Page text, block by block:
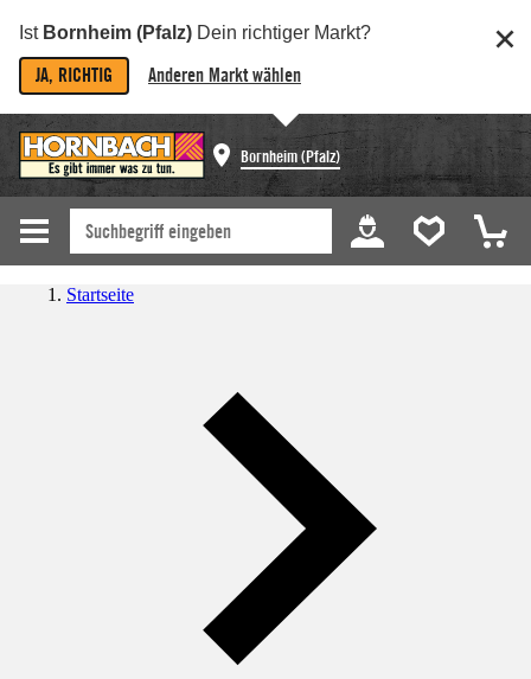
Ist Bornheim (Pfalz) Dein richtiger Markt?
JA, RICHTIG Anderen Markt wählen
Bornheim (Pfalz)
Startseite